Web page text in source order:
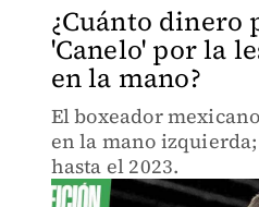
¿Cuánto dinero
'Canelo' por la
en la mano?
El boxeador
en la mano
hasta el 2023.